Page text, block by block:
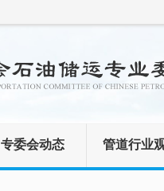
专委会动态 管道行业